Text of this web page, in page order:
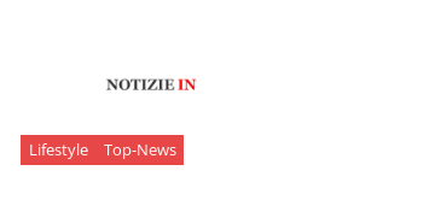
Lifestyle Top-News